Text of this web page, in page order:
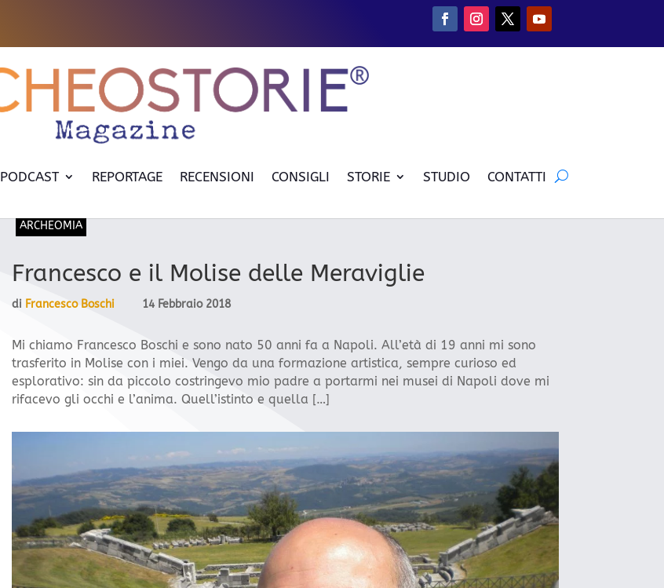
PODCAST REPORTAGE RECENSIONI CONSIGLI STORIE STUDIO CONTATTI
ARCHEOMIA
Francesco e il Molise delle Meraviglie
di Francesco Boschi 14 Febbraio 2018
Mi chiamo Francesco Boschi e sono nato 50 anni fa a Napoli. All’età di 19 anni mi sono
trasferito in Molise con i miei. Vengo da una formazione artistica, sempre curioso ed
esplorativo: sin da piccolo costringevo mio padre a portarmi nei musei di Napoli dove mi
rifacevo gli occhi e l’anima. Quell’istinto e quella […]